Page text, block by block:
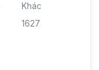
Khác
1627